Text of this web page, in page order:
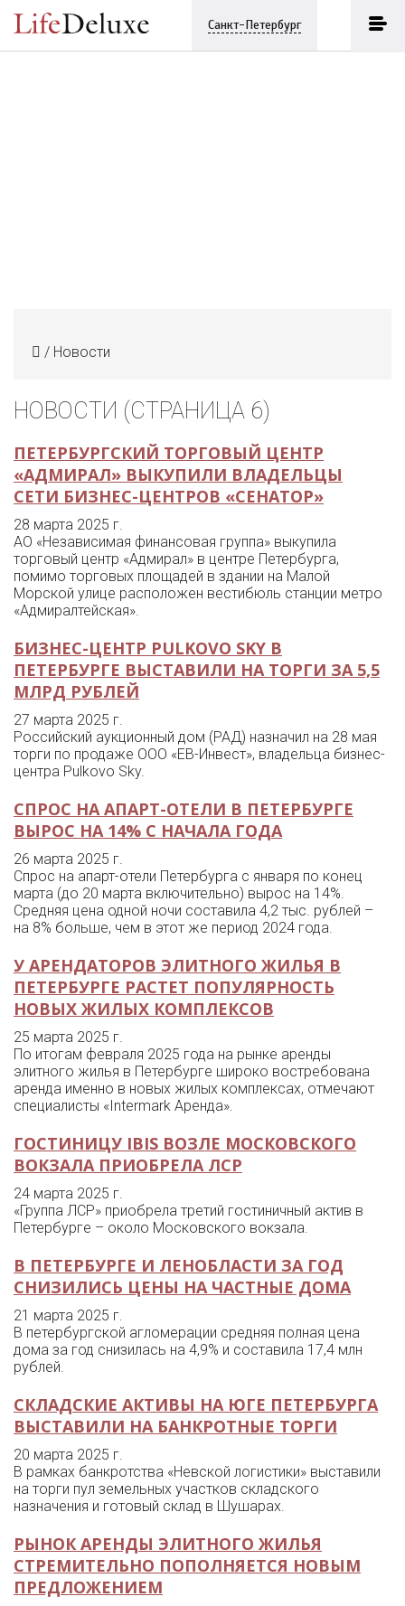
Санкт-Петербург
/ Новости
НОВОСТИ (СТРАНИЦА 6)
ПЕТЕРБУРГСКИЙ ТОРГОВЫЙ ЦЕНТР
«АДМИРАЛ» ВЫКУПИЛИ ВЛАДЕЛЬЦЫ
СЕТИ БИЗНЕС-ЦЕНТРОВ «СЕНАТОР»
28 марта 2025 г.
АО «Независимая финансовая группа» выкупила
торговый центр «Адмирал» в центре Петербурга,
помимо торговых площадей в здании на Малой
Морской улице расположен вестибюль станции метро
«Адмиралтейская».
БИЗНЕС-ЦЕНТР PULKOVO SKY В
ПЕТЕРБУРГЕ ВЫСТАВИЛИ НА ТОРГИ ЗА 5,5
МЛРД РУБЛЕЙ
27 марта 2025 г.
Российский аукционный дом (РАД) назначил на 28 мая
торги по продаже ООО «ЕВ-Инвест», владельца бизнес-
центра Pulkovo Sky.
СПРОС НА АПАРТ-ОТЕЛИ В ПЕТЕРБУРГЕ
ВЫРОС НА 14% С НАЧАЛА ГОДА
26 марта 2025 г.
Спрос на апарт-отели Петербурга с января по конец
марта (до 20 марта включительно) вырос на 14%.
Средняя цена одной ночи составила 4,2 тыс. рублей –
на 8% больше, чем в этот же период 2024 года.
У АРЕНДАТОРОВ ЭЛИТНОГО ЖИЛЬЯ В
ПЕТЕРБУРГЕ РАСТЕТ ПОПУЛЯРНОСТЬ
НОВЫХ ЖИЛЫХ КОМПЛЕКСОВ
25 марта 2025 г.
По итогам февраля 2025 года на рынке аренды
элитного жилья в Петербурге широко востребована
аренда именно в новых жилых комплексах, отмечают
специалисты «Intermark Аренда».
ГОСТИНИЦУ IBIS ВОЗЛЕ МОСКОВСКОГО
ВОКЗАЛА ПРИОБРЕЛА ЛСР
24 марта 2025 г.
«Группа ЛСР» приобрела третий гостиничный актив в
Петербурге – около Московского вокзала.
В ПЕТЕРБУРГЕ И ЛЕНОБЛАСТИ ЗА ГОД
СНИЗИЛИСЬ ЦЕНЫ НА ЧАСТНЫЕ ДОМА
21 марта 2025 г.
В петербургской агломерации средняя полная цена
дома за год снизилась на 4,9% и составила 17,4 млн
рублей.
СКЛАДСКИЕ АКТИВЫ НА ЮГЕ ПЕТЕРБУРГА
ВЫСТАВИЛИ НА БАНКРОТНЫЕ ТОРГИ
20 марта 2025 г.
В рамках банкротства «Невской логистики» выставили
на торги пул земельных участков складского
назначения и готовый склад в Шушарах.
РЫНОК АРЕНДЫ ЭЛИТНОГО ЖИЛЬЯ
СТРЕМИТЕЛЬНО ПОПОЛНЯЕТСЯ НОВЫМ
ПРЕДЛОЖЕНИЕМ